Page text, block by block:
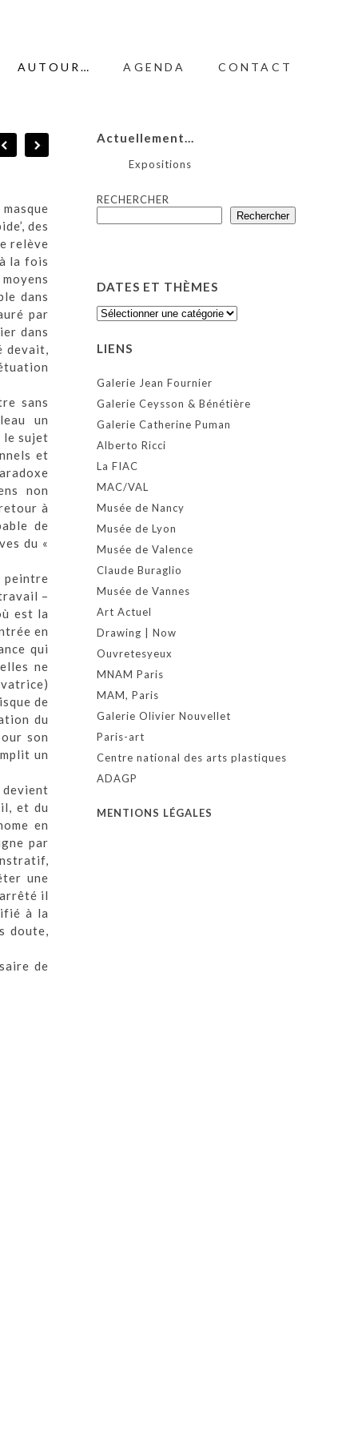
AUTOUR… AGENDA CONTACT
des
relève
la fois
dans
par
dans
devait,
sans
un
le sujet
et
non
à
de
du «
peintre
–
est la
en
qui
ne
de
du
son
un
et du
en
par
une
il
à la
doute,
de
Actuellement…
Expositions
RECHERCHER
Rechercher
DATES ET THÈMES
DATES
LIENS
Galerie Jean Fournier
Galerie Ceysson & Bénétière
Galerie Catherine Puman
Alberto Ricci
La FIAC
MAC/VAL
Musée de Nancy
Musée de Lyon
Musée de Valence
Claude Buraglio
Musée de Vannes
Art Actuel
Drawing | Now
Ouvretesyeux
MNAM Paris
MAM, Paris
Galerie Olivier Nouvellet
Paris-art
Centre national des arts plastiques
ADAGP
MENTIONS LÉGALES